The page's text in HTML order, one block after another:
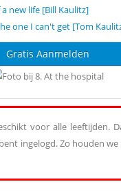
new life [Bill Kaulitz]
one I can't get [Tom
Gratis Aanmelden
voor alle leeftijden.
ingelogd. Zo houden